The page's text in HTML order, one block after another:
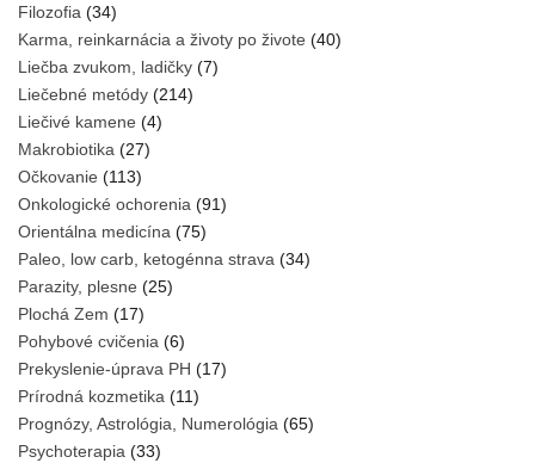
Filozofia (34)
Karma, reinkarnácia a životy po živote (40)
Liečba zvukom, ladičky (7)
Liečebné metódy (214)
Liečivé kamene (4)
Makrobiotika (27)
Očkovanie (113)
Onkologické ochorenia (91)
Orientálna medicína (75)
Paleo, low carb, ketogénna strava (34)
Parazity, plesne (25)
Plochá Zem (17)
Pohybové cvičenia (6)
Prekyslenie-úprava PH (17)
Prírodná kozmetika (11)
Prognózy, Astrológia, Numerológia (65)
Psychoterapia (33)